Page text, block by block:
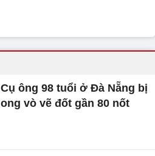
Cụ ông 98 tuổi ở Đà Nẵng bị
ong vò vẽ đốt gần 80 nốt